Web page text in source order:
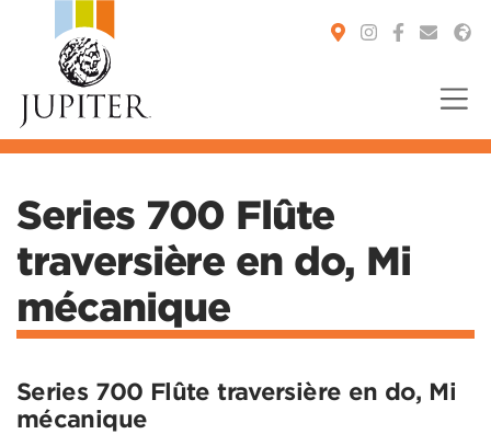
Series 700 Flûte
traversière en do, Mi
mécanique
Series 700 Flûte traversière en do, Mi
mécanique